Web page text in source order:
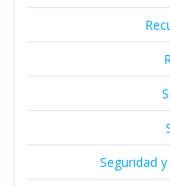
Seguridad